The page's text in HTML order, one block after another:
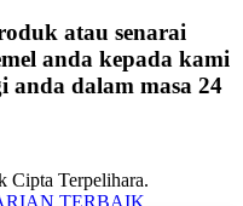
atau senarai
anda kepada kami
anda dalam masa 24
Cipta Terpelihara.